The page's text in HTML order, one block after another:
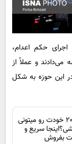
حکم اعدام،
و عملاً از
در این حوزه به شکل
میدونستی 207 خودت رو میتونی
سریع و
بفروش